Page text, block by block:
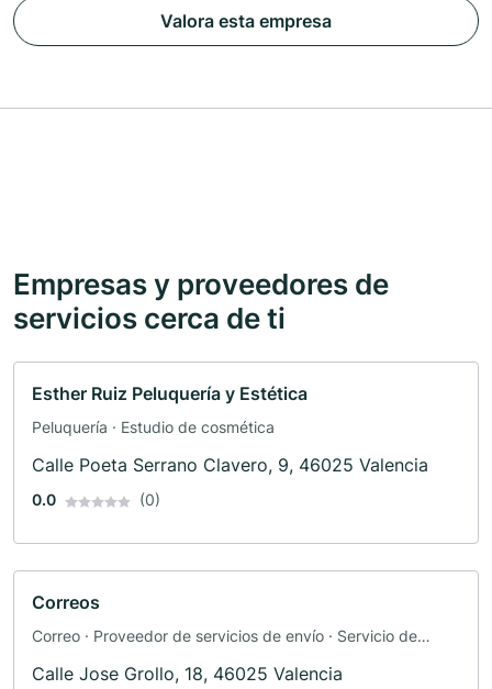
Valora esta empresa
Empresas y proveedores de
servicios cerca de ti
Esther Ruiz Peluquería y Estética
Peluquería · Estudio de cosmética
Calle Poeta Serrano Clavero, 9, 46025 Valencia
0.0 (0)
Correos
Correo · Proveedor de servicios de envío · Servicio de
pública · Logística · Transporte
Calle Jose Grollo, 18, 46025 Valencia